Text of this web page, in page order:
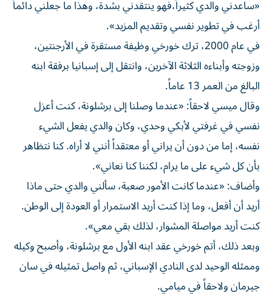
«ساعدني والدي كثيراً،فهو ينتقدني بشدة، وهذا ما جعلني دائماً
أرغب في تطوير نفسي وتقديم المزيد».
في عام 2000، ترك خورخي وظيفة مستقرة في الأرجنتين،
وزوجته وأبناءه الثلاثة الآخرين، وانتقل إلى إسبانيا برفقة ابنه
البالغ من العمر 13 عاماً.
وقال ميسي لاحقاً: «عندما وصلنا إلى برشلونة، كنت أعزل
نفسي في غرفتي لأبكي وحدي، وكان والدي يفعل الشيء
نفسه، إما من دون أن يراني أو معتقداً أنني لا أراه. كنا نتظاهر
بأن كل شيء على ما يرام، لكننا كنا نعاني».
وأضاف: «عندما كانت الأمور صعبة، سألني والدي حتى ماذا
أريد أن أفعل، وما إذا كنت أريد الاستمرار أو العودة إلى الوطن.
كنت أريد مواصلة المشوار، لذلك بقي معي».
وبعد ذلك، أتم خورخي عقد ابنه الأول مع برشلونة، وأصبح وكيله
وممثله الوحيد لدى النادي الإسباني، ثم واصل تمثيله في سان
جيرمان ولاحقاً في ميامي.